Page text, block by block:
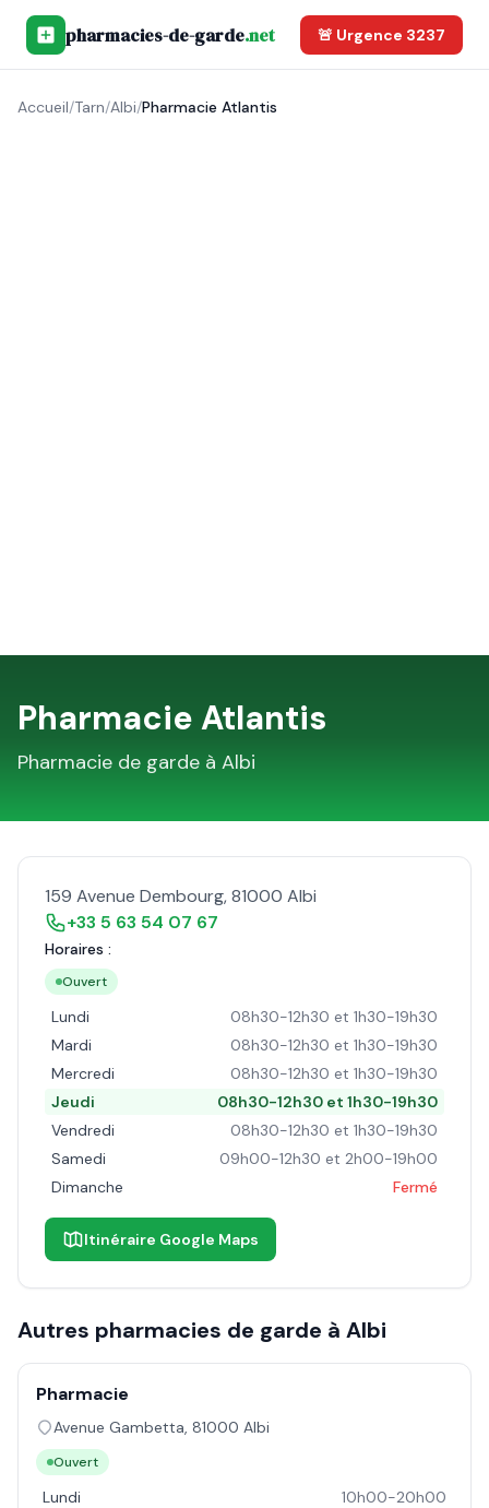
pharmacies-de-garde.net 🚨 Urgence 3237
Accueil/Tarn/Albi/Pharmacie Atlantis
Pharmacie Atlantis
Pharmacie de garde à Albi
159 Avenue Dembourg,81000 Albi
+33 5 63 54 07 67
Horaires :
Ouvert
Lundi
08h30-12h30 et 1h30-19h30
Mardi
08h30-12h30 et 1h30-19h30
Mercredi
08h30-12h30 et 1h30-19h30
Jeudi
08h30-12h30 et 1h30-19h30
Vendredi
08h30-12h30 et 1h30-19h30
Samedi
09h00-12h30 et 2h00-19h00
Dimanche
Fermé
Itinéraire Google Maps
Autres pharmacies de garde à Albi
Pharmacie
Avenue Gambetta, 81000 Albi
Ouvert
Lundi
10h00-20h00